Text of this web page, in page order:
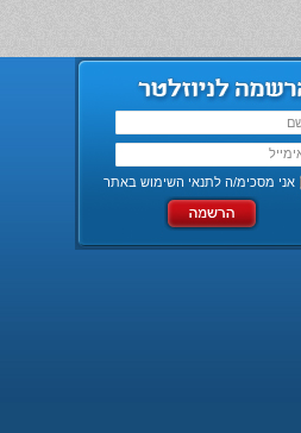
אני מסכימ/ה לתנאי השימוש באתר